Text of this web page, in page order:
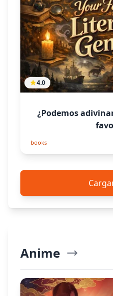
4.0
¿Podemos
books
Anime